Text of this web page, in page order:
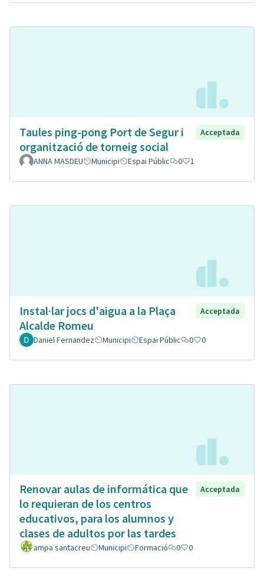
Taules ping-pong Port de Segur i
organització de torneig social
Acceptada
ANNA MASDEU Municipi Espai Públic 0 1
Instal·lar jocs d'aigua a la Plaça
Alcalde Romeu
Acceptada
Daniel Fernandez Municipi Espai Públic 0 0
Renovar aulas de informática que
lo requieran de los centros
educativos, para los alumnos y
clases de adultos por las tardes
Acceptada
ampa santacreu Municipi Formació 0 0